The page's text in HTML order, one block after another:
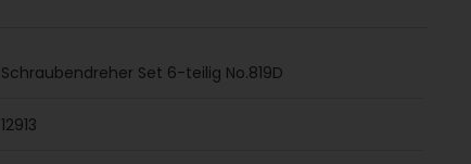
Schraubendreher Set 6-teilig No.819D
12913